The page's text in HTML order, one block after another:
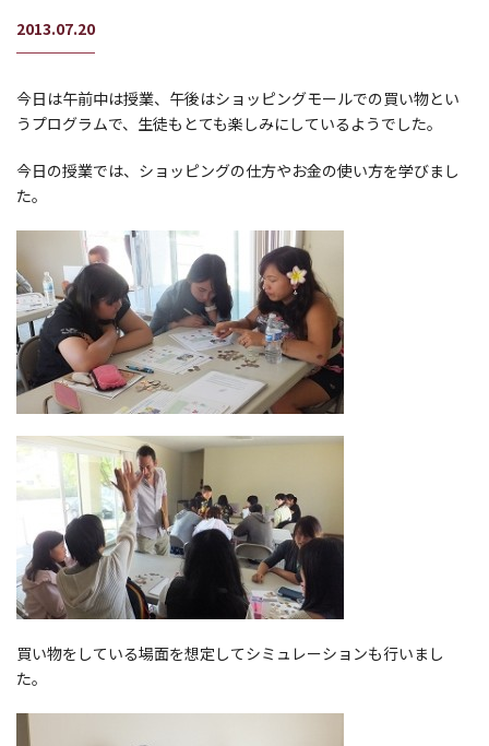
2013.07.20
今日は午前中は授業、午後はショッピングモールでの買い物とい
うプログラムで、生徒もとても楽しみにしているようでした。
今日の授業では、ショッピングの仕方やお金の使い方を学びまし
た。
買い物をしている場面を想定してシミュレーションも行いまし
た。